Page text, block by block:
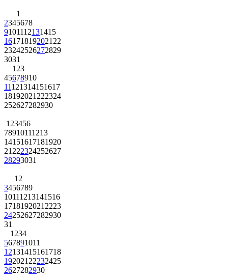
1
2345678
9101112131415
161718192021 22
23242526272829
3031
1 23
45678910
11121314151617
18192021 222324
252627282930
1 23456
78910111213
14151617181920
21 222324252627
28293031
1 2
3456789
10111213141516
1718192021 2223
24252627282930
31
1 234
567891011
12131415161718
192021 22232425
2627282930